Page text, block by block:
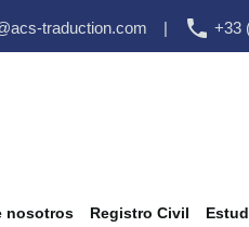
traduction.com |  +33
nosotros Registro Civil